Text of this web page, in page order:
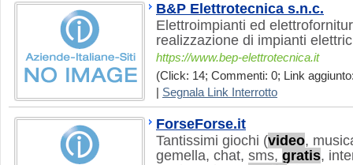
B&P Elettrotecnica s.n.c.
Elettroimpianti ed
realizzazione di impianti
https://www.bep-elettrotecnica.it
(Click: 14; Commenti: 0; Link
Segnala Link Interrotto
ForseForse.it
Tantissimi giochi (video,
gemella, chat, sms, gratis,